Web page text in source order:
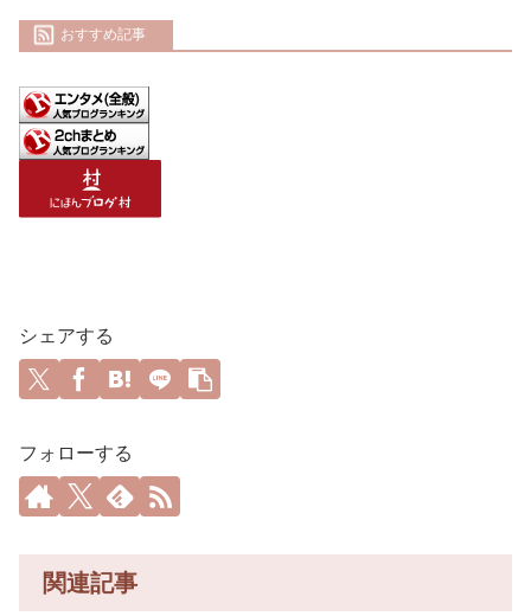
おすすめ記事
シェアする
フォローする
関連記事